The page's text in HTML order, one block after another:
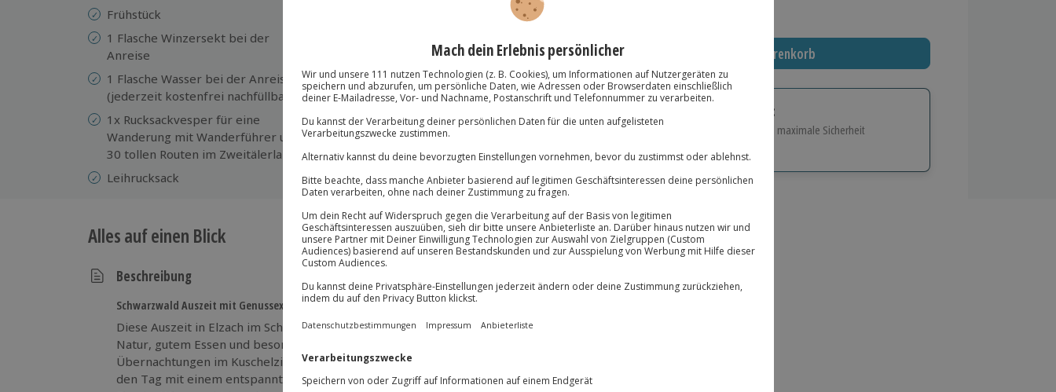
In den Warenkorb
Immer das richtige Geschenk:
Große Auswahl, volle Flexibilität und maximale Sicherheit
Über 9.000 Erlebnisse.
Jeder Gutschein für alle Erlebnisse einlösbar.
Maximale Sicherheit
10 Jahre gültig & verlängerbar.
Frühstück
1 Flasche Winzersekt bei der
Anreise
1 Flasche Wasser bei der Anreise
(jederzeit kostenfrei nachfüllbar)
1x Rucksackvesper für eine
Wanderung mit Wanderführer und
30 tollen Routen im Zweitälerland
Leihrucksack
Freie Fahrt mit Bus und Bahn im
10% Nachlass auf einen Day Spa
Aufenthalt im Partner Hotel ElzLand
Hotel Pfauen in Oberprechtal bei
Vorausbuchung
Alles auf einen Blick
Beschreibung
Schwarzwald Auszeit mit Genussextras
Diese Auszeit in Elzach im Schwarzwald bedeutet zwei Tage Auszeit mit
Natur, gutem Essen und besonderen Extras. Ihr verbringt 2
Übernachtungen im Kuschelzimmer im Elzland Hotel 9 Linden und beginnt
den Tag mit einem entspannten Frühstück. Bei der Anreise steht eine